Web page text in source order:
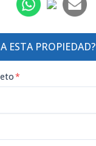
ESTA PROPIEDAD?
*